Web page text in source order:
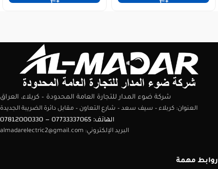
شركة ضوء المدار للتجارة العامة المحدودة – كربلاء، العراق
العنوان: كربلاء – سيف سعد – شارع التعاون – مقابل دائرة الضريبة الجديدة
الهاتف: 07733337065 – 07812000330
البريد الإلكتروني: almadarelectric2@gmail.com
روابط مهمة